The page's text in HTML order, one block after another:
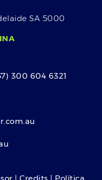
300 604 6321
SA 5000
| Credits | Política